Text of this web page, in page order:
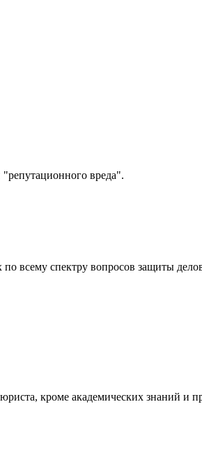
вреда".
всему спектру вопросов защиты
кроме академических знаний и